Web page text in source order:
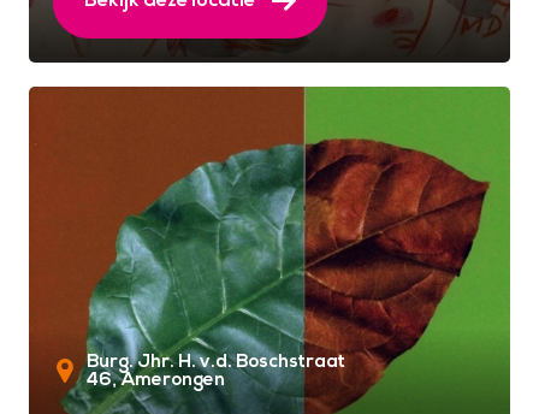
Burg. Jhr. H. v.d. Boschstraat
46 Amerongen